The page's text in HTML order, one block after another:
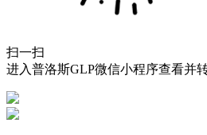
扫一扫
进入普洛斯GLP微信小程序查看并